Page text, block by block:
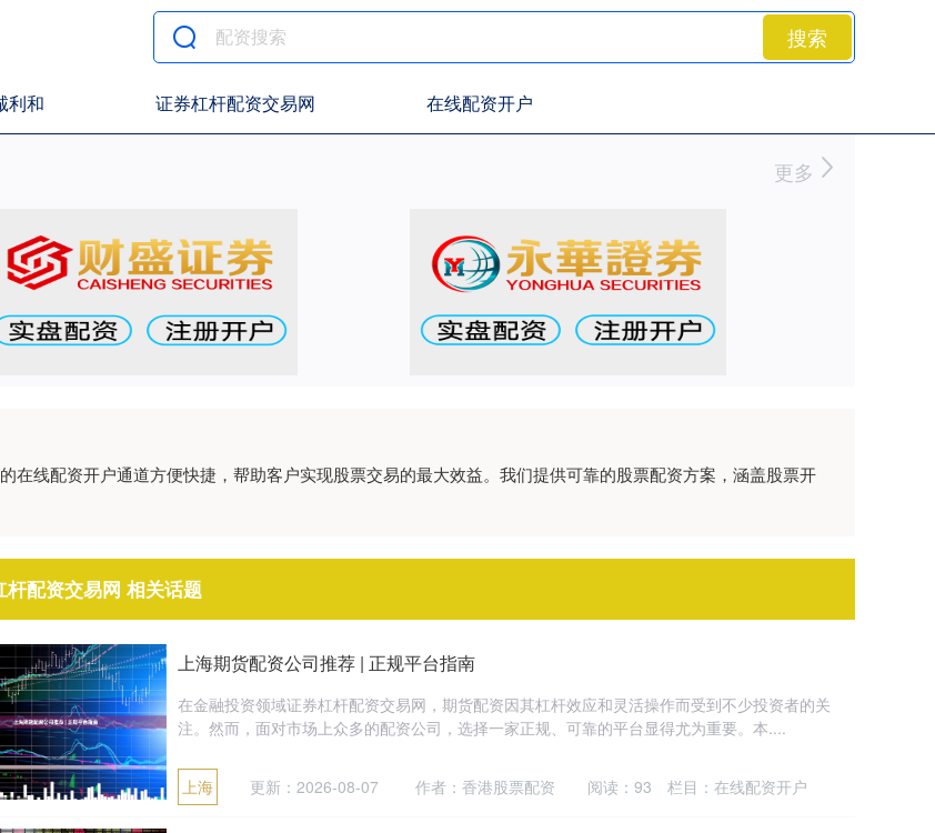
搜索
利和 证券杠杆配资交易网 在线配资开户
更多
在线配资开户通道方便快捷，帮助客户实现股票交易的最大效益。我们提供可靠的股票配资方案，涵盖股票开
杆配资交易网 相关话题
上海期货配资公司推荐 | 正规平台指南
在金融投资领域证券杠杆配资交易网，期货配资因其杠杆效应和灵活操作而受到不少投资者的关
注。然而，面对市场上众多的配资公司，选择一家正规、可靠的平台显得尤为重要。本....
上海 更新：2026-08-07 作者：香港股票配资 阅读： 93 栏目： 在线配资开户